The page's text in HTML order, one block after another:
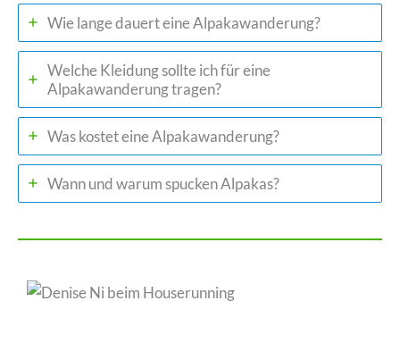
Wie lange dauert eine Alpakawanderung?
Welche Kleidung sollte ich für eine
Alpakawanderung tragen?
Was kostet eine Alpakawanderung?
Wann und warum spucken Alpakas?